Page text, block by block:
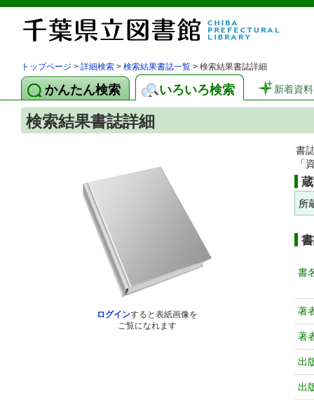
トップページ > 詳細検索 > 検索結果書誌一覧 > 検索結果書誌詳細
かんたん検索 いろいろ検索 新着資料
検索結果書誌詳細
ログインすると表紙画像を
ご覧になれます
書
「
所
書
著
著
出
出